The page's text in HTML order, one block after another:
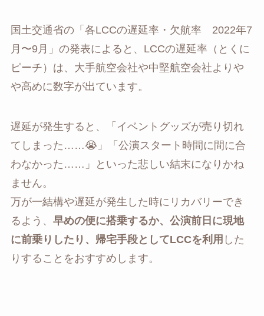
国土交通省の「各LCCの遅延率・欠航率 2022年7
月〜9月」の発表によると、LCCの遅延率（とくに
ピーチ）は、大手航空会社や中堅航空会社よりや
や高めに数字が出ています。
遅延が発生すると、「イベントグッズが売り切れ
てしまった……😭」「公演スタート時間に間に合
わなかった……」といった悲しい結末になりかね
ません。
万が一結構や遅延が発生した時にリカバリーでき
るよう、 早めの便に搭乗するか、公演前日に現地
に前乗りしたり、帰宅手段としてLCCを利用 した
りすることをおすすめします。